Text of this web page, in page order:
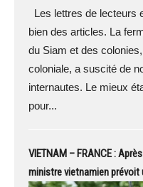
Les lettres de lecteurs
bien des articles. La
du Siam et des
coloniale, a suscité de
internautes. Le mieux
pour...
VIETNAM – FRANCE :
ministre vietnamien